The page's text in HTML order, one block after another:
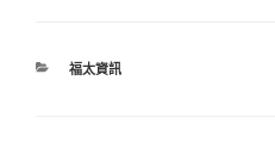
分
福太資訊